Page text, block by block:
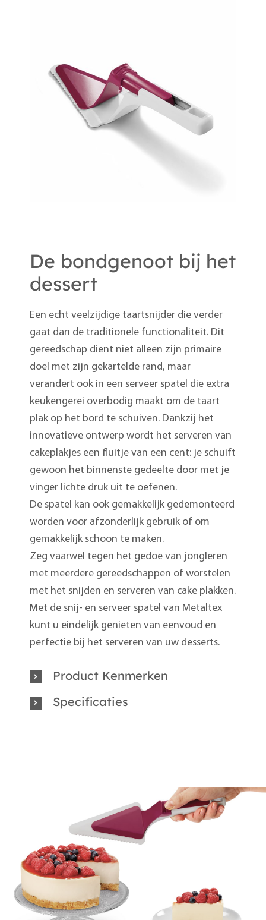
De bondgenoot bij het
dessert
Een echt veelzijdige taartsnijder die verder
gaat dan de traditionele functionaliteit. Dit
gereedschap dient niet alleen zijn primaire
doel met zijn gekartelde rand, maar
verandert ook in een serveer spatel die extra
keukengerei overbodig maakt om de taart
plak op het bord te schuiven. Dankzij het
innovatieve ontwerp wordt het serveren van
cakeplakjes een fluitje van een cent: je schuift
gewoon het binnenste gedeelte door met je
vinger lichte druk uit te oefenen.
De spatel kan ook gemakkelijk gedemonteerd
worden voor afzonderlijk gebruik of om
gemakkelijk schoon te maken.
Zeg vaarwel tegen het gedoe van jongleren
met meerdere gereedschappen of worstelen
met het snijden en serveren van cake plakken.
Met de snij- en serveer spatel van Metaltex
kunt u eindelijk genieten van eenvoud en
perfectie bij het serveren van uw desserts.
Product Kenmerken
Specificaties